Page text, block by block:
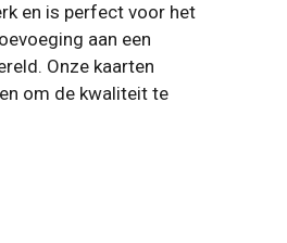
en is perfect voor het
aan een
Onze kaarten
om de kwaliteit te